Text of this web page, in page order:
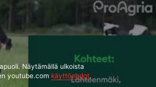
Näytämällä ulkoista
youtube.com käyttöehdot.